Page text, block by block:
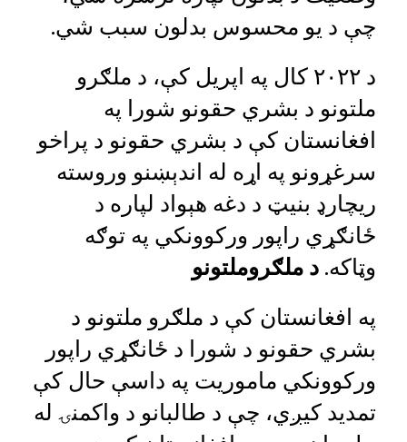
چې د یو محسوس بدلون سبب شي.
د ۲۰۲۲ کال په اپریل کې، د ملګرو
ملتونو د بشري حقونو شورا په
افغانستان کې د بشري حقونو د پراخو
سرغړونو په اړه له اندېښنو وروسته
ریچارډ بنیټ د دغه هېواد لپاره د
ځانګړي راپور ورکوونکي په توګه
وټاکه. د ملګروملتونو
په افغانستان کې د ملګرو ملتونو د
بشري حقونو د شورا د ځانګړي راپور
ورکوونکي ماموریت په داسې حال کې
تمدید کیږي، چې د طالبانو د واکمنۍ له